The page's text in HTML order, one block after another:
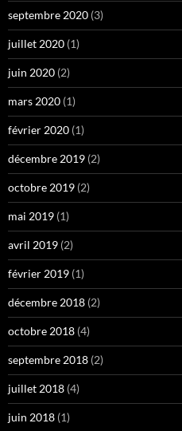
septembre 2020 (3)
juillet 2020 (1)
juin 2020 (2)
mars 2020 (1)
février 2020 (1)
décembre 2019 (2)
octobre 2019 (2)
mai 2019 (1)
avril 2019 (2)
février 2019 (1)
décembre 2018 (2)
octobre 2018 (4)
septembre 2018 (2)
juillet 2018 (4)
juin 2018 (1)